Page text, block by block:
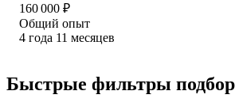
160 000 ₽
Общий опыт
4 года 11 месяцев
Быстрые фильтры